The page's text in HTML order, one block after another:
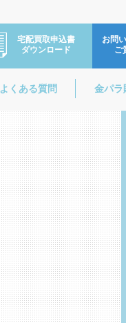
宅配買取申込書
ダウンロード
お問
ご
よくある質問 金パラ